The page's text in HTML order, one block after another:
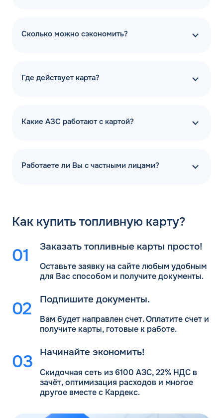
Сколько можно сэкономить?
Где действует карта?
Какие АЗС работают с картой?
Работаете ли Вы с частными лицами?
Как купить топливную карту?
Заказать топливные карты просто!
Оставьте заявку на сайте любым удобным
для Васспособом и получите документы.
Подпишите документы.
Вам будет направлен счет. Оплатите счет и
получите карты, готовые к работе.
Начинайте экономить!
Скидочная сеть из 6100 АЗС, 22% НДС в
зачёт, оптимизация расходов и многое
другое вместе с Кардекс.